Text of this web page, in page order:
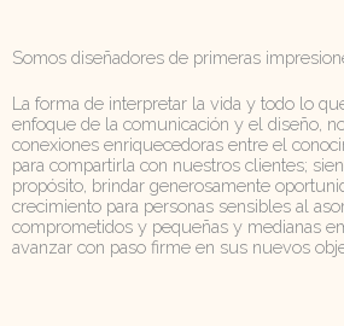
Somos diseñadores de primeras
La forma de interpretar la vida y todo lo
enfoque de la comunicación y el diseño,
conexiones enriquecedoras entre el
para compartirla con nuestros clientes;
propósito, brindar generosamente
crecimiento para personas sensibles al
comprometidos y pequeñas y medianas
avanzar con paso firme en sus nuevos